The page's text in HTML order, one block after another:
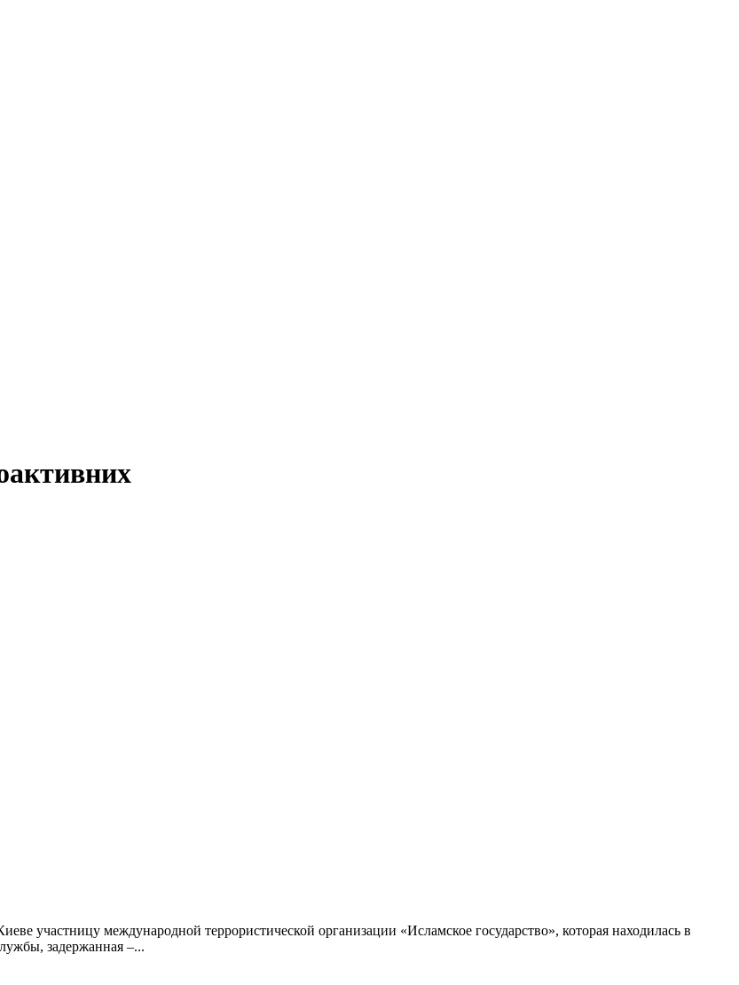
участницу международной террористической организации «Исламское государство», которая находилась в
задержанная –...